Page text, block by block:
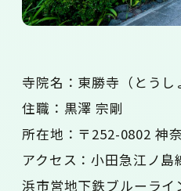
寺院名：東勝寺（とうし
住職：黒澤 宗剛
所在地：〒252-0802 神
アクセス：小田急江ノ
浜市営地下鉄ブルーラ